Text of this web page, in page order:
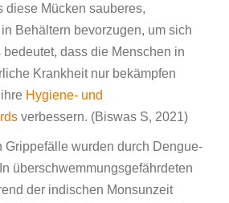
diese Mücken sauberes,
Behältern bevorzugen, um sich
bedeutet, dass die Menschen in
Krankheit nur bekämpfen
Hygiene- und
verbessern. (Biswas S, 2021)
Grippefälle wurden durch Dengue-
überschwemmungsgefährdeten
der indischen Monsunzeit